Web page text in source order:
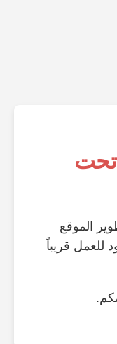
تحت
الموقع
للعمل قريباً